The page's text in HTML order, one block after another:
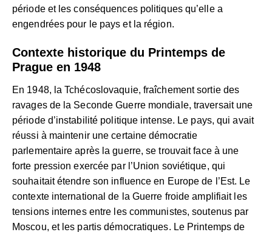
période et les conséquences politiques qu’elle a
engendrées pour le pays et la région.
Contexte historique du Printemps de
Prague en 1948
En 1948, la Tchécoslovaquie, fraîchement sortie des
ravages de la Seconde Guerre mondiale, traversait une
période d’instabilité politique intense. Le pays, qui avait
réussi à maintenir une certaine démocratie
parlementaire après la guerre, se trouvait face à une
forte pression exercée par l’Union soviétique, qui
souhaitait étendre son influence en Europe de l’Est. Le
contexte international de la Guerre froide amplifiait les
tensions internes entre les communistes, soutenus par
Moscou, et les partis démocratiques. Le Printemps de